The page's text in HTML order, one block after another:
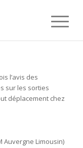
l’avis des
sur les sorties
déplacement chez
Auvergne Limousin)